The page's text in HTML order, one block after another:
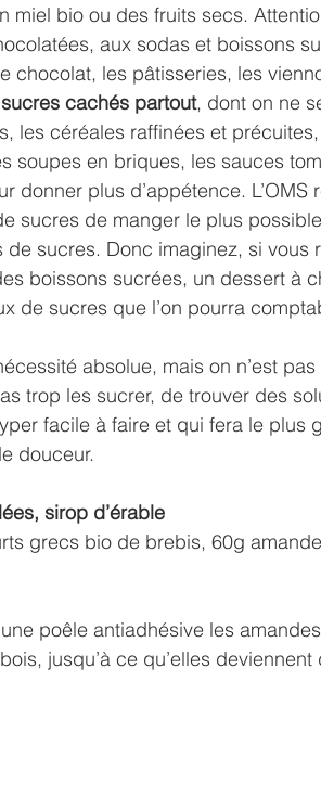
miel bio ou des fruits secs.
aux sodas et boissons
chocolat, les pâtisseries, les
sucres cachés partout, dont on ne
les céréales raffinées et
soupes en briques, les sauces
donner plus d’appétence.
sucres de manger le plus
de sucres. Donc imaginez, si vous
boissons sucrées, un dessert à
de sucres que l’on pourra
absolue, mais on n’est
trop les sucrer, de trouver des
facile à faire et qui fera le plus
douceur.
sirop d’érable
grecs bio de brebis, 60g
poêle antiadhésive les
jusqu’à ce qu’elles deviennent